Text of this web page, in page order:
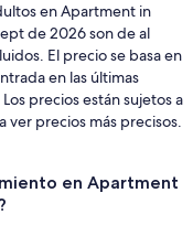
en Apartment in
de 2026 son de al
El precio se basa en
en las últimas
precios están sujetos a
ver precios más precisos.
en Apartment